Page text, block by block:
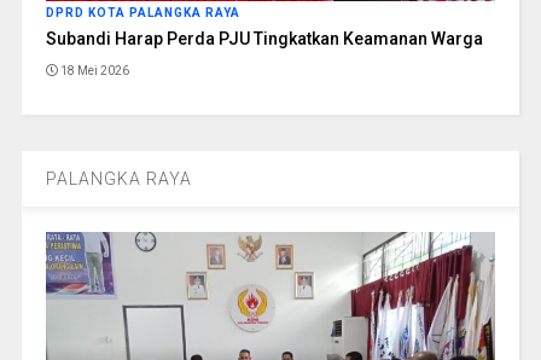
DPRD KOTA PALANGKA RAYA
Subandi Harap Perda PJU Tingkatkan Keamanan Warga
18 Mei 2026
PALANGKA RAYA